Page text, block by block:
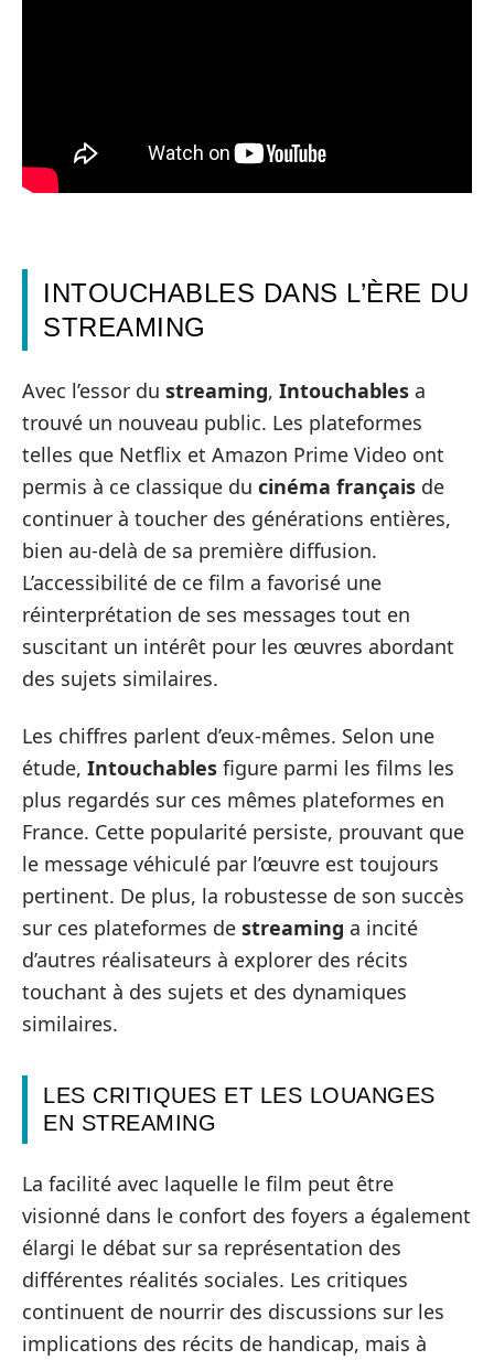
INTOUCHABLES DANS L’ÈRE DU
STREAMING
Avec l’essor du streaming, Intouchables a
trouvé un nouveau public. Les plateformes
telles que Netflix et Amazon Prime Video ont
permis à ce classique du cinéma français de
continuer à toucher des générations entières,
bien au-delà de sa première diffusion.
L’accessibilité de ce film a favorisé une
réinterprétation de ses messages tout en
suscitant un intérêt pour les œuvres abordant
des sujets similaires.
Les chiffres parlent d’eux-mêmes. Selon une
étude, Intouchables figure parmi les films les
plus regardés sur ces mêmes plateformes en
France. Cette popularité persiste, prouvant que
le message véhiculé par l’œuvre est toujours
pertinent. De plus, la robustesse de son succès
sur ces plateformes de streaming a incité
d’autres réalisateurs à explorer des récits
touchant à des sujets et des dynamiques
similaires.
LES CRITIQUES ET LES LOUANGES
EN STREAMING
La facilité avec laquelle le film peut être
visionné dans le confort des foyers a également
élargi le débat sur sa représentation des
différentes réalités sociales. Les critiques
continuent de nourrir des discussions sur les
implications des récits de handicap, mais à